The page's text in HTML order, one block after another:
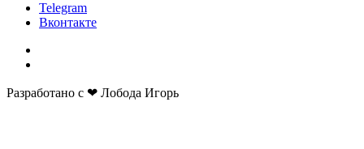
Telegram
Вконтакте
Разработано с ❤ Лобода Игорь